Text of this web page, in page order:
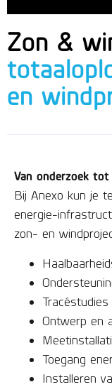
Zon &
en
Van onderzoek
Bij Anexo kun je
energie-
zon- en
Tracéstudies
Ontwerp en
Toegang
Installeren